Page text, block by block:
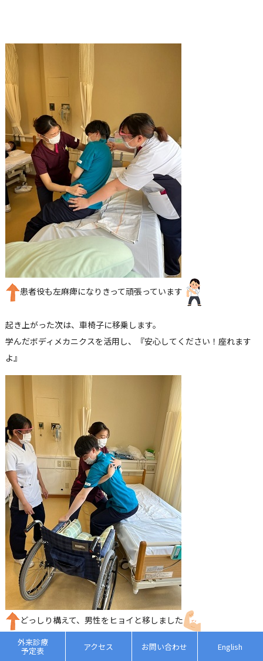
患者役も左麻痺になりきって頑張っています
起き上がった次は、車椅子に移乗します。
学んだボディメカニクスを活用し、『安心してください！座れます
よ』
どっしり構えて、男性をヒョイと移しました
最後の締めくくり
外来診療
予定表 アクセス お問い合わせ English